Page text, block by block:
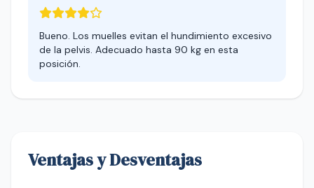
Bueno. Los muelles evitan el hundimiento excesivo
de la pelvis. Adecuado hasta 90 kg en esta
posición.
Ventajas y Desventajas